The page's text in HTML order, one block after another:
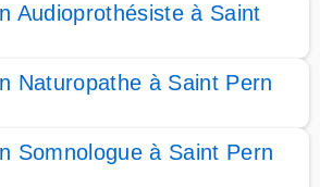
Audioprothésiste à Saint
Naturopathe à Saint Pern
Somnologue à Saint Pern